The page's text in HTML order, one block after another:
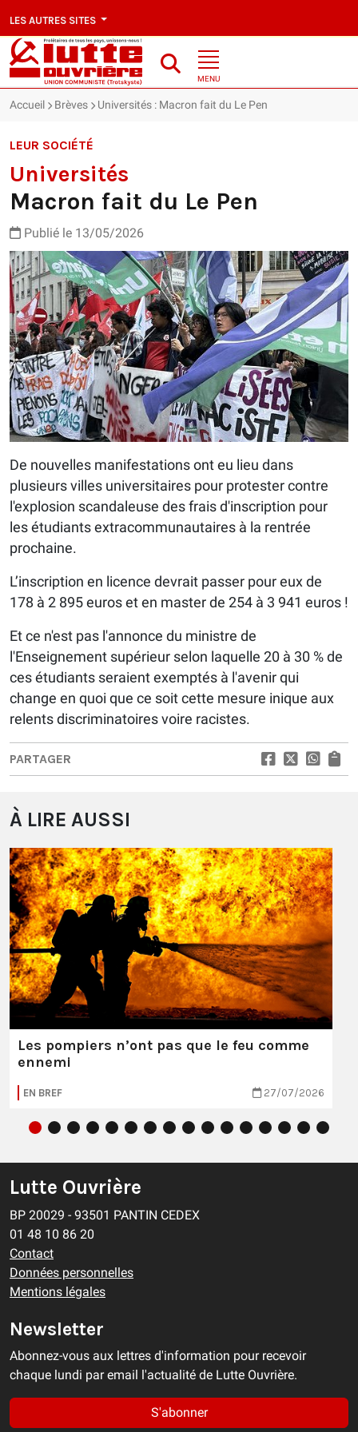
LES AUTRES SITES
MENU
Accueil Brèves Universités : Macron fait du Le Pen
LEUR SOCIÉTÉ
Universités
Macron fait du Le Pen
Publié le 13/05/2026
De nouvelles manifestations ont eu lieu dans
plusieurs villes universitaires pour protester contre
l'explosion scandaleuse des frais d'inscription pour
les étudiants extracommunautaires à la rentrée
prochaine.
L’inscription en licence devrait passer pour eux de
178 à 2 895 euros et en master de 254 à 3 941 euros !
Et ce n'est pas l'annonce du ministre de
l'Enseignement supérieur selon laquelle 20 à 30 % de
ces étudiants seraient exemptés à l'avenir qui
change en quoi que ce soit cette mesure inique aux
relents discriminatoires voire racistes.
PARTAGER
À LIRE AUSSI
Les pompiers n’ont pas que le feu comme
ennemi
EN BREF 27/07/2026
Lutte Ouvrière
BP 20029 - 93501 PANTIN CEDEX
01 48 10 86 20
Contact
Données personnelles
Mentions légales
Newsletter
Abonnez-vous aux lettres d'information pour recevoir
chaque lundi par email l'actualité de Lutte Ouvrière.
S'abonner